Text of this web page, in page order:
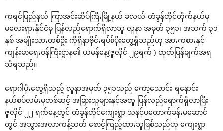
ကရင်ပြည်နယ် ကြာအင်းဆိပ်ကြီးမြို့နယ် ခလယ်-တံခွန်တိုင်တိုက်နယ်မှ
မ‌လေးရှားနိုင်ငံမှ ပြန်လည်‌ရောက်ရှိလာသူ လူနာ အမှတ် ၃၅၁၊ အသက် ၃၁
နှစ် အမျိုးသားတစ်ဦး ကိုရိုနာဗိုင်းရပ်စ်ပိုး‌တွေ့ရှိသည်ဟု အားကစားနှင့်
ကျန်းမာ‌ရေးဝန်ကြီးဌာန၏ ယမန်‌နေ့(ဇူလိုင် ၂၉ရက် ) ထုတ်ပြန်ချက်အရ
သိရသည်။
‌ရောဂါပိုး‌တွေ့ရှိသည့် လူနာအမှတ် ၃၅၁သည် ‌ကော့‌သောင်း-ရ‌နောင်း
နယ်စပ်လမ်းမှတစ်ဆင့် အခြားသူများနှင့်အတူ ပြန်လည်‌ရောက်ရှိလာပြီး
ဇူလိုင် ၂၂ ရက်‌နေ့တွင် တံခွန်တိုင်‌ကျေးရွာ သနင့်ပ‌ထောက်ခန်းမ‌ဆောင်
တွင် အသွားအလာကန့်သတ် ‌စောင့်ကြည့်ထားသူဖြစ်သည်ဟု ‌ကျေးရွာ